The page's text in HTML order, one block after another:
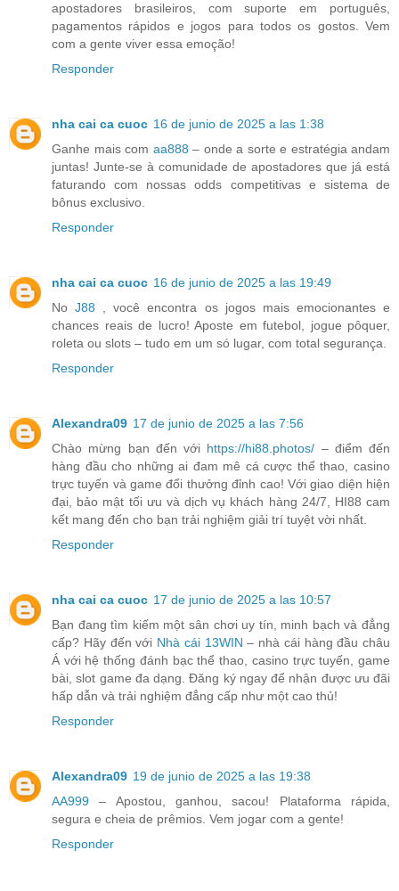
apostadores brasileiros, com suporte em português,
pagamentos rápidos e jogos para todos os gostos. Vem
com a gente viver essa emoção!
Responder
nha cai ca cuoc 16 de junio de 2025 a las 1:38
Ganhe mais com aa888 – onde a sorte e estratégia andam
juntas! Junte-se à comunidade de apostadores que já está
faturando com nossas odds competitivas e sistema de
bônus exclusivo.
Responder
nha cai ca cuoc 16 de junio de 2025 a las 19:49
NoJ88 , você encontra os jogos mais emocionantes e
chances reais de lucro! Aposte em futebol, jogue pôquer,
roleta ou slots – tudo em um só lugar, com total segurança.
Responder
Alexandra09 17 de junio de 2025 a las 7:56
Chào mừng bạn đến với https://hi88.photos/ – điểm đến
hàng đầu cho những ai đam mê cá cược thể thao, casino
trực tuyến và game đổi thưởng đỉnh cao! Với giao diện hiện
đại, bảo mật tối ưu và dịch vụ khách hàng 24/7, HI88 cam
kết mang đến cho bạn trải nghiệm giải trí tuyệt vời nhất.
Responder
nha cai ca cuoc 17 de junio de 2025 a las 10:57
Bạn đang tìm kiếm một sân chơi uy tín, minh bạch và đẳng
cấp? Hãy đến với Nhà cái 13WIN – nhà cái hàng đầu châu
Á với hệ thống đánh bạc thể thao, casino trực tuyến, game
bài, slot game đa dạng. Đăng ký ngay để nhận được ưu đãi
hấp dẫn và trải nghiệm đẳng cấp như một cao thủ!
Responder
Alexandra09 19 de junio de 2025 a las 19:38
AA999 – Apostou, ganhou, sacou! Plataforma rápida,
segura e cheia de prêmios. Vem jogar com a gente!
Responder